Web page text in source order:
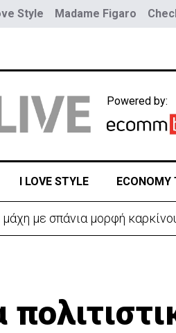
Style Madame Figaro
Powered by:
I LOVE STYLE ECONOMY
τραυματίες, οι 7 σοβαρά